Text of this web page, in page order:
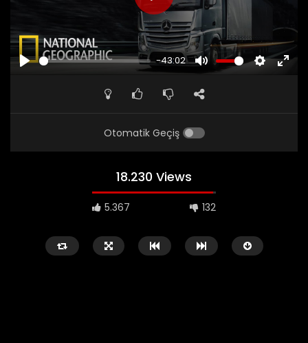
-43:02
MUTE
PLAY
Otomatik Geçiş
18.230 Views
5.367 132